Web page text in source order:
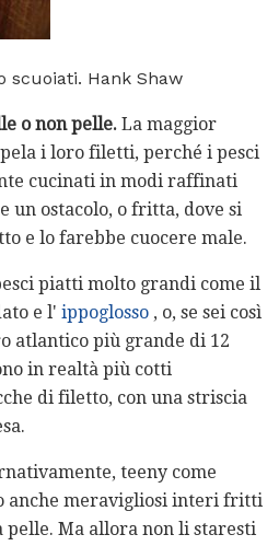
scuoiati. Hank Shaw
o non pelle. La maggior
i loro filetti, perché i pesci
cucinati in modi raffinati
un ostacolo, o fritta, dove si
e lo farebbe cuocere male.
piatti molto grandi come il
e l' ippoglosso , o, se sei così
atlantico più grande di 12
in realtà più cotti
di filetto, con una striscia
teeny come
anche meravigliosi interi fritti
pelle. Ma allora non li staresti